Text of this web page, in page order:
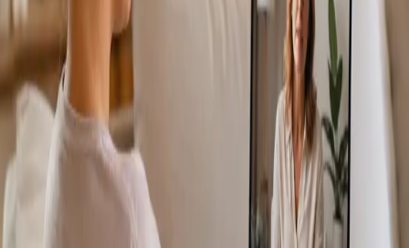
cita
Specialist
Consulta Online Flebologia y Linfologia
From
€150
Duration